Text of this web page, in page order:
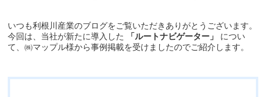
いつも利根川産業のブログをご覧いただきありがとうございます。
今回は、当社が新たに導入した
「ルートナビゲーター」
につい
て、㈱マップル様から事例掲載を受けましたのでご紹介します。